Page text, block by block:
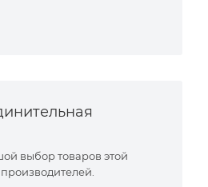
выбор товаров этой